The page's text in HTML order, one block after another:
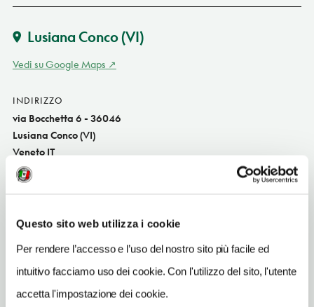
Questo sito web utilizza i cookie
Per rendere l’accesso e l’uso del nostro sito più facile ed
intuitivo facciamo uso dei cookie. Con l'utilizzo del sito, l'utente
accetta l'impostazione dei cookie.
Lusiana Conco(VI)
Vedi su Google Maps
INDIRIZZO
via Bocchetta 6 - 36046
Lusiana Conco (VI)
Veneto IT
SITO WEB
INDIRIZZO EMAIL
labocchetta@labocchetta.it
TELEFONO
0424704117-0424700024